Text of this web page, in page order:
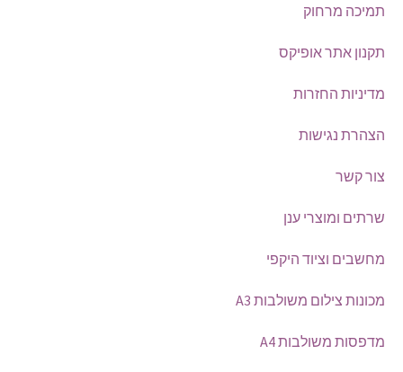
תמיכה מרחוק
תקנון אתר אופיקס
מדיניות החזרות
הצהרת נגישות
צור קשר
שרתים ומוצרי ענן
מחשבים וציוד היקפי
מכונות צילום משולבות A3
מדפסות משולבות A4